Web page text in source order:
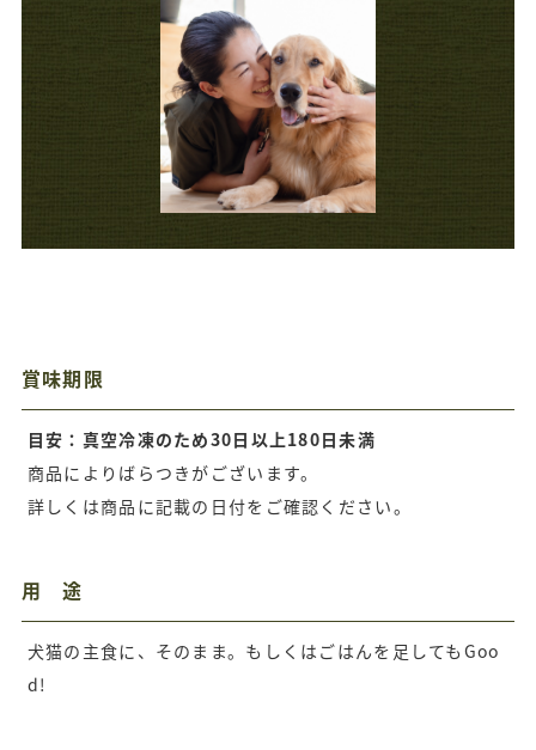
賞味期限
目安：真空冷凍のため30日以上180日未満
商品によりばらつきがございます。
詳しくは商品に記載の日付をご確認ください。
用 途
犬猫の主食に、そのまま。もしくはごはんを足してもGoo
d!